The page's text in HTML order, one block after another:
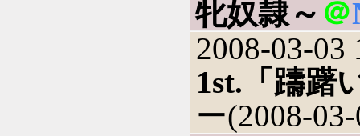
牝奴隷～ ＠
2008-03-03
1st.「躊躇
ー(2008-